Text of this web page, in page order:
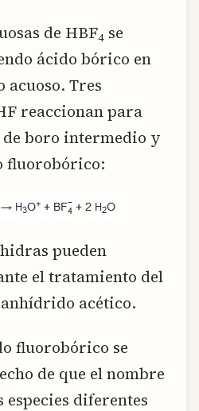
de HBF4 se
ácido bórico en
Tres
reaccionan para
boro intermedio y
fluorobórico:
pueden
el tratamiento del
acético.
fluorobórico se
de que el nombre
diferentes